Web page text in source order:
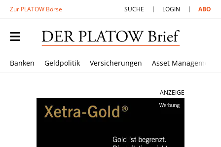
Zur PLATOW Börse SUCHE LOGIN ABO
Banken Geldpolitik Versicherungen Asset Management
ANZEIGE